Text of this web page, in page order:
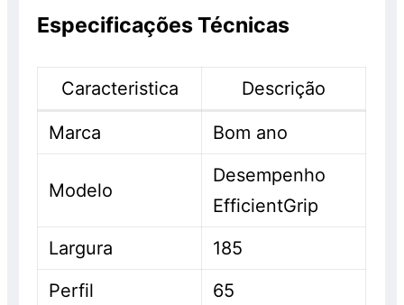
Especificações Técnicas
Caracteristica Descrição
Marca Bom ano
Modelo
Desempenho
EfficientGrip
Largura
185
Perfil
65